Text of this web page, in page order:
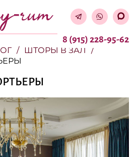
8 (915) 228-95-62
ШТОРЫ В ЗАЛ